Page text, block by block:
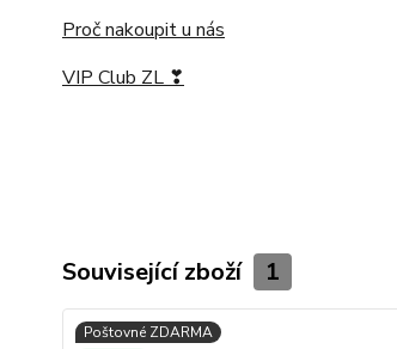
Proč nakoupit u nás
VIP Club ZL ❣
Související zboží 1